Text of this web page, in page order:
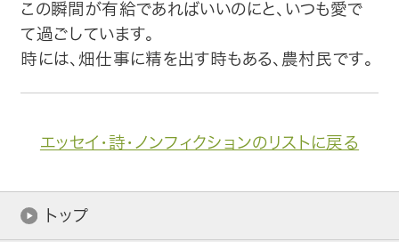
この瞬間が有給であればいいのにと、いつも愛で
て過ごしています。
時には、畑仕事に精を出す時もある、農村民です。
エッセイ・詩・ノンフィクションのリストに戻る
トップ